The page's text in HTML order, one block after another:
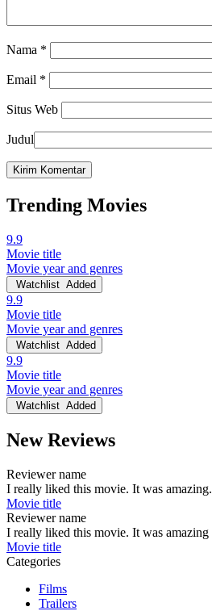
Nama *
Email *
Situs Web
Judul
Trending Movies
9.9
Movie title
Movie year and genres
Watchlist Added
9.9
Movie title
Movie year and genres
Watchlist Added
9.9
Movie title
Movie year and genres
Watchlist Added
New Reviews
Reviewer name
I really liked this movie. It was amazing.
Movie title
Reviewer name
I really liked this movie. It was amazing
Movie title
Categories
Films
Trailers